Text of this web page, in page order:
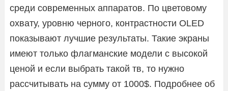
среди современных аппаратов. По цветовому
охвату, уровню черного, контрастности OLED
показывают лучшие результаты. Такие экраны
имеют только флагманские модели с высокой
ценой и если выбрать такой тв, то нужно
рассчитывать на сумму от 1000$. Подробнее об